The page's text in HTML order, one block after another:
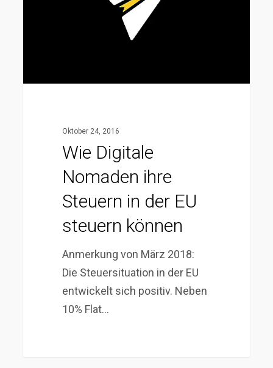
steuern
Oktober 24, 2016
Wie Digitale
Nomaden ihre
Steuern in der EU
steuern können
Anmerkung von März 2018:
Die Steuersituation in der EU
entwickelt sich positiv. Neben
10% Flat…